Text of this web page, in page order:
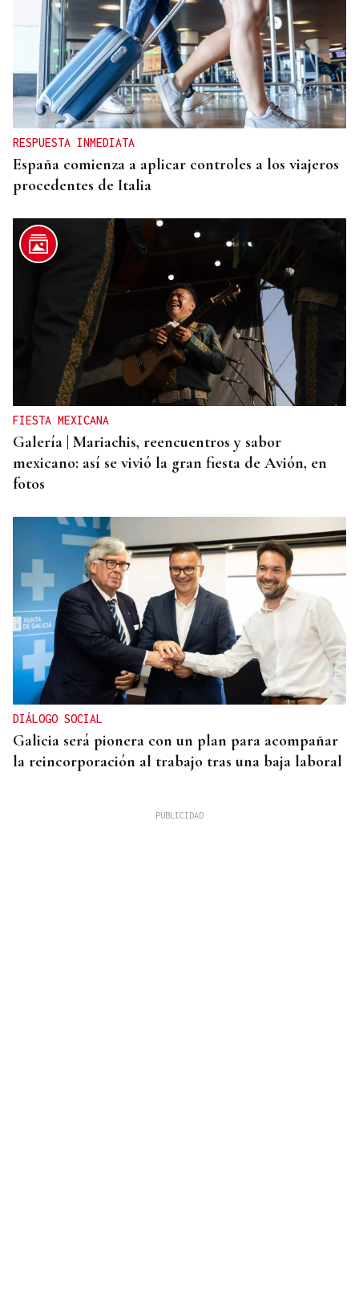
SEGMENTO PRÉMIUM
Arabia Saudí convierte el mar Rojo en un
santuario de lujo silencioso
RESPUESTA INMEDIATA
España comienza a aplicar controles a los viajeros
procedentes de Italia
FIESTA MEXICANA
Galería | Mariachis, reencuentros y sabor
mexicano: así se vivió la gran fiesta de Avión, en
fotos
DIÁLOGO SOCIAL
Galicia será pionera con un plan para acompañar
la reincorporación al trabajo tras una baja laboral